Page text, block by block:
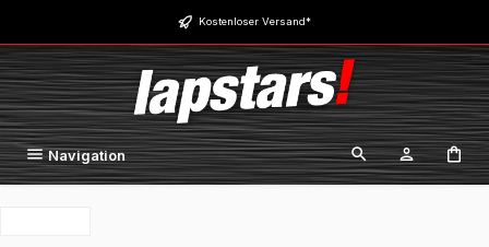
Zum Hauptinhalt springen Kostenloser Versand*
Navigation